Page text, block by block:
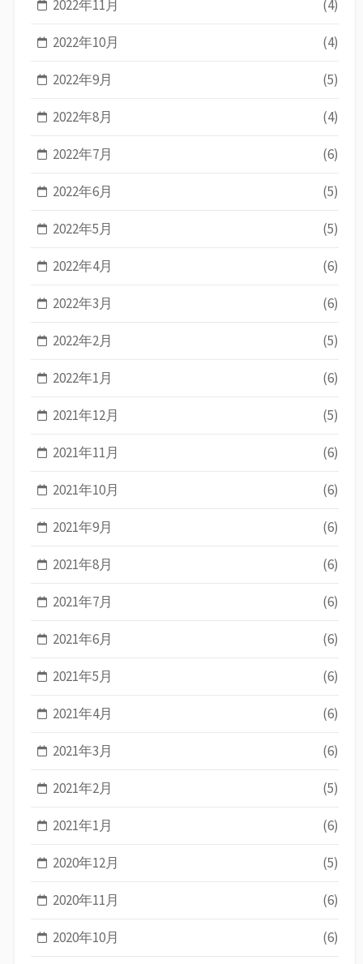
2022年11月 (4)
2022年10月 (4)
2022年9月 (5)
2022年8月 (4)
2022年7月 (6)
2022年6月 (5)
2022年5月 (5)
2022年4月 (6)
2022年3月 (6)
2022年2月 (5)
2022年1月 (6)
2021年12月 (5)
2021年11月 (6)
2021年10月 (6)
2021年9月 (6)
2021年8月 (6)
2021年7月 (6)
2021年6月 (6)
2021年5月 (6)
2021年4月 (6)
2021年3月 (6)
2021年2月 (5)
2021年1月 (6)
2020年12月 (5)
2020年11月 (6)
2020年10月 (6)